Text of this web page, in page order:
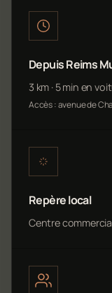
Depuis Reims
3 km · 5 min en
Accès : avenue de
Repère local
Centre